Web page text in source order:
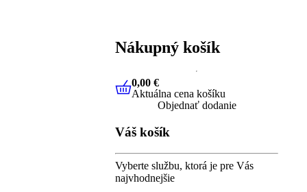
Nákupný košík
0,00 €Aktuálna cena košíku
0,00 €
Aktuálna cena košíku
Objednať dodanie
Váš košík
Vyberte službu, ktorá je pre Vás
najvhodnejšie